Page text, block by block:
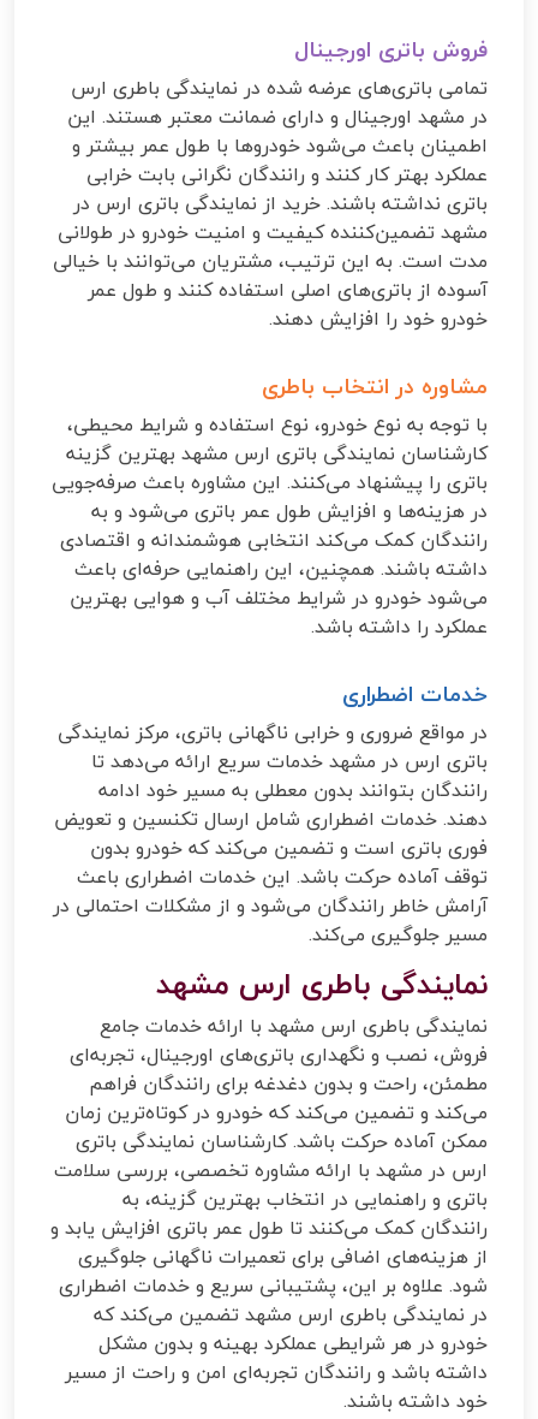
فروش باتری اورجینال
تمامی باتری‌های عرضه شده در نمایندگی باطری ارس
در مشهد اورجینال و دارای ضمانت معتبر هستند. این
اطمینان باعث می‌شود خودروها با طول عمر بیشتر و
عملکرد بهتر کار کنند و رانندگان نگرانی بابت خرابی
باتری نداشته باشند. خرید از نمایندگی باتری ارس در
مشهد تضمین‌کننده کیفیت و امنیت خودرو در طولانی
مدت است. به این ترتیب، مشتریان می‌توانند با خیالی
آسوده از باتری‌های اصلی استفاده کنند و طول عمر
خودرو خود را افزایش دهند.
مشاوره در انتخاب باطری
با توجه به نوع خودرو، نوع استفاده و شرایط محیطی،
کارشناسان نمایندگی باتری ارس مشهد بهترین گزینه
باتری را پیشنهاد می‌کنند. این مشاوره باعث صرفه‌جویی
در هزینه‌ها و افزایش طول عمر باتری می‌شود و به
رانندگان کمک می‌کند انتخابی هوشمندانه و اقتصادی
داشته باشند. همچنین، این راهنمایی حرفه‌ای باعث
می‌شود خودرو در شرایط مختلف آب و هوایی بهترین
عملکرد را داشته باشد.
خدمات اضطراری
در مواقع ضروری و خرابی ناگهانی باتری، مرکز نمایندگی
باتری ارس در مشهد خدمات سریع ارائه می‌دهد تا
رانندگان بتوانند بدون معطلی به مسیر خود ادامه
دهند. خدمات اضطراری شامل ارسال تکنسین و تعویض
فوری باتری است و تضمین می‌کند که خودرو بدون
توقف آماده حرکت باشد. این خدمات اضطراری باعث
آرامش خاطر رانندگان می‌شود و از مشکلات احتمالی در
مسیر جلوگیری می‌کند.
نمایندگی باطری ارس مشهد
نمایندگی باطری ارس مشهد با ارائه خدمات جامع
فروش، نصب و نگهداری باتری‌های اورجینال، تجربه‌ای
مطمئن، راحت و بدون دغدغه برای رانندگان فراهم
می‌کند و تضمین می‌کند که خودرو در کوتاه‌ترین زمان
ممکن آماده حرکت باشد. کارشناسان نمایندگی باتری
ارس در مشهد با ارائه مشاوره تخصصی، بررسی سلامت
باتری و راهنمایی در انتخاب بهترین گزینه، به
رانندگان کمک می‌کنند تا طول عمر باتری افزایش یابد و
از هزینه‌های اضافی برای تعمیرات ناگهانی جلوگیری
شود. علاوه بر این، پشتیبانی سریع و خدمات اضطراری
در نمایندگی باطری ارس مشهد تضمین می‌کند که
خودرو در هر شرایطی عملکرد بهینه و بدون مشکل
داشته باشد و رانندگان تجربه‌ای امن و راحت از مسیر
خود داشته باشند.